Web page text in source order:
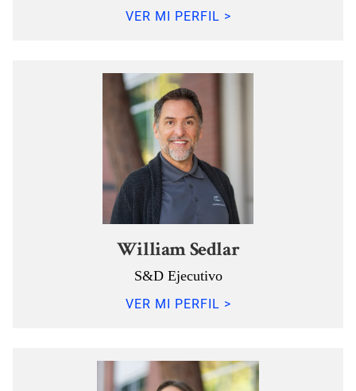
VER MI PERFIL >
William Sedlar
S&D Ejecutivo
VER MI PERFIL >